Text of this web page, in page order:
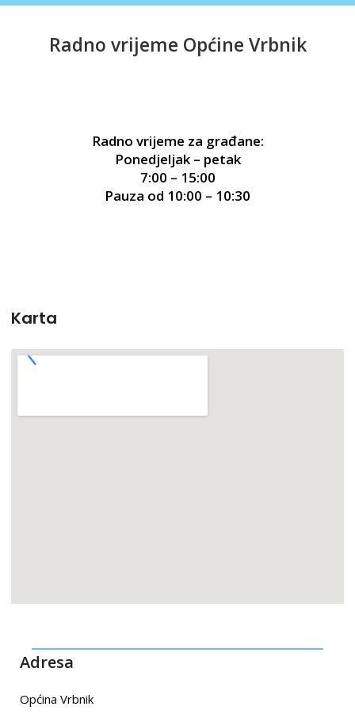
Radno vrijeme Općine Vrbnik​
Radno vrijeme za građane:
Ponedjeljak – petak
7:00 – 15:00
Pauza od 10:00 – 10:30
Karta
Adresa
Općina Vrbnik